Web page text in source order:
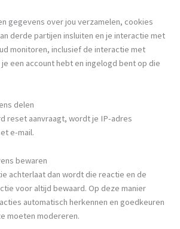
gegevens over jou verzamelen, cookies
derde partijen insluiten en je interactie met
monitoren, inclusief de interactie met
een account hebt en ingelogd bent op die
delen
reset aanvraagt, wordt je IP-adres
e-mail.
bewaren
achterlaat dan wordt die reactie en de
voor altijd bewaard. Op deze manier
automatisch herkennen en goedkeuren
moeten modereren.